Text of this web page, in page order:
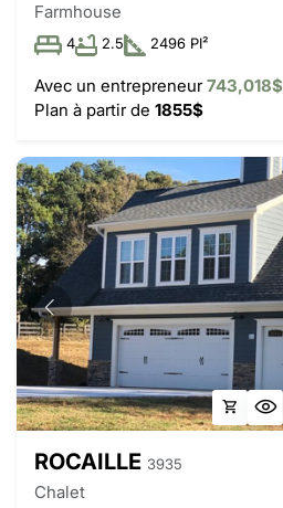
Farmhouse
4 2.5 2496 PI²
Avec un entrepreneur743,018$
Plan à partir de 1855$
ROCAILLE 3935
Chalet